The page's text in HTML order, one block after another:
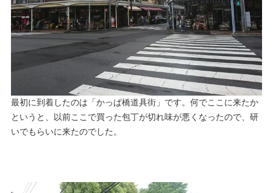
最初に到着したのは「かっぱ橋道具街」です。何でここに来たか
というと、以前ここで買った包丁が切れ味が悪くなったので、研
いでもらいに来たのでした。